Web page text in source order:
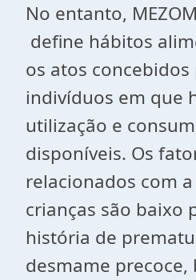
No entanto,
define hábitos
os atos concebidos
indivíduos em que
utilização e
disponíveis. Os
relacionados com
crianças são baixo
história de
desmame